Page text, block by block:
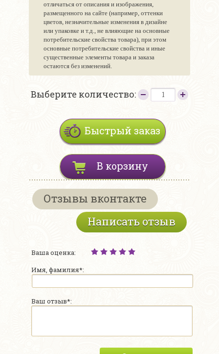
отличаться от описания и изображения,
размещенного на сайте (например, оттенки
цветов, незначительные изменения в дизайне
или упаковке и т.д., не влияющие на основные
потребительские свойства товара), при этом
основные потребительские свойства и иные
существенные элементы товара и заказа
остаются без изменений.
Выберите количество:
Быстрый заказ
В корзину
Отзывы вконтакте
Написать отзыв
Ваша оценка:
Имя, фамилия*:
Ваш отзыв*: